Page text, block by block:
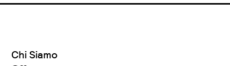
Chi Siamo